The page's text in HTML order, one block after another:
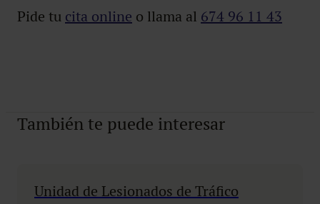
Pide tu cita online o llama al 674 96 11 43
También te puede interesar
Unidad de Lesionados de Tráfico